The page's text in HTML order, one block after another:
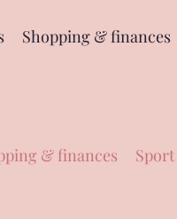
Shopping & finances
& finances Sport